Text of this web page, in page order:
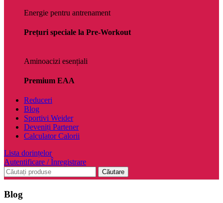
Energie pentru antrenament
Prețuri speciale la Pre-Workout
Aminoacizi esențiali
Premium EAA
Reduceri
Blog
Sportivi Weider
Deveniți Partener
Calculator Calorii
Lista dorințelor
Autentificare / Înregistrare
Căutare
Blog